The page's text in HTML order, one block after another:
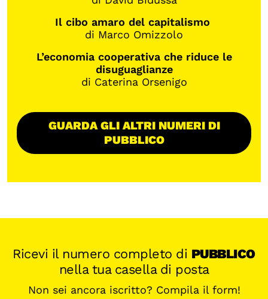
Il cibo amaro del capitalismo
di Marco Omizzolo
L’economia cooperativa che riduce le
disuguaglianze
di Caterina Orsenigo
GUARDA GLI ALTRI NUMERI DI
PUBBLICO
Ricevi il numero completo di PUBBLICO
nella tua casella di posta
Non sei ancora iscritto? Compila il form!